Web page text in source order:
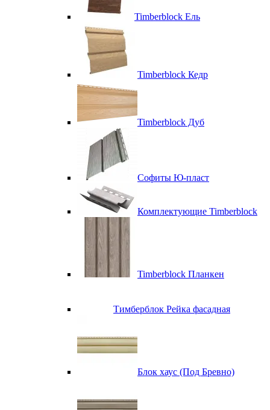
Timberblock Ель
Timberblock Кедр
Timberblock Дуб
Софиты Ю-пласт
Комплектующие Timberblock
Timberblock Планкен
Тимберблок Рейка фасадная
Блок хаус (Под Бревно)